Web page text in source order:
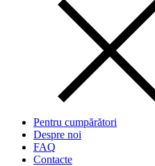
Pentru cumpărători
Despre noi
FAQ
Contacte